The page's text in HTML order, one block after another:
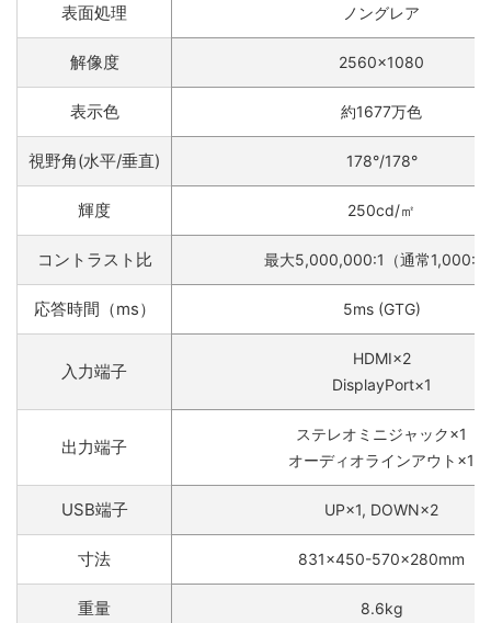
表面処理 ノングレア
解像度 2560×1080
表示色 約1677万色
視野角(水平/垂直) 178°/178°
輝度 250cd/㎡
コントラスト比 最大5,000,000:1（通常1,000:1
応答時間（ms） 5ms (GTG)
入力端子
HDMI×2
DisplayPort×1
出力端子
ステレオミニジャック×1
オーディオラインアウト×1
USB端子 UP×1, DOWN×2
寸法 831×450-570×280mm
重量 8.6kg